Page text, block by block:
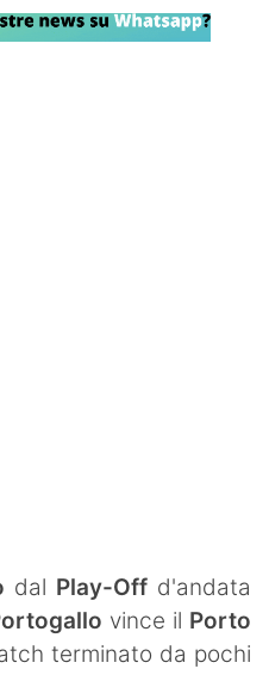
dal Play-Off d'andata
vince il Porto
terminato da pochi